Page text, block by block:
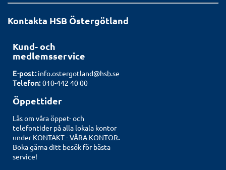
Kontakta HSB Östergötland
Kund- och
medlemsservice
E-post: info.ostergotland@hsb.se
Telefon:010-442 40 00
Öppettider
Läs om våra öppet- och
telefontider på alla lokala kontor
underKONTAKT - VÅRA KONTOR.
Boka gärna ditt besök för bästa
service!